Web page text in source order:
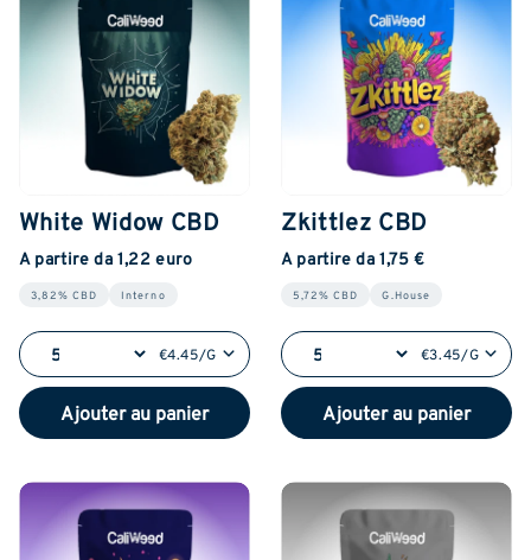
White Widow CBD
A partire da 1,22 euro
3,82% CBD Interno
€4.45/G
Ajouter au panier
Zkittlez CBD
A partire da 1,75 €
5,72% CBD G.House
€3.45/G
Ajouter au panier